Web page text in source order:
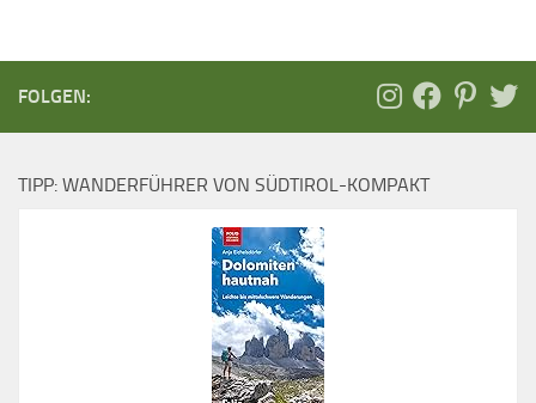
FOLGEN:
TIPP: WANDERFÜHRER VON SÜDTIROL-KOMPAKT